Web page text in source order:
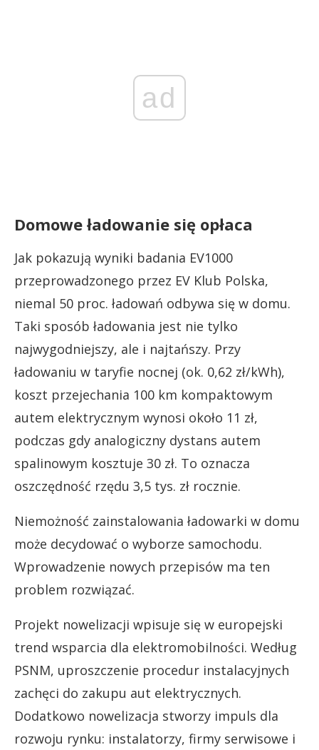
ad
Domowe ładowanie się opłaca
Jak pokazują wyniki badania EV1000
przeprowadzonego przez EV Klub Polska,
niemal 50 proc. ładowań odbywa się w domu.
Taki sposób ładowania jest nie tylko
najwygodniejszy, ale i najtańszy. Przy
ładowaniu w taryfie nocnej (ok. 0,62 zł/kWh),
koszt przejechania 100 km kompaktowym
autem elektrycznym wynosi około 11 zł,
podczas gdy analogiczny dystans autem
spalinowym kosztuje 30 zł. To oznacza
oszczędność rzędu 3,5 tys. zł rocznie.
Niemożność zainstalowania ładowarki w domu
może decydować o wyborze samochodu.
Wprowadzenie nowych przepisów ma ten
problem rozwiązać.
Projekt nowelizacji wpisuje się w europejski
trend wsparcia dla elektromobilności. Według
PSNM, uproszczenie procedur instalacyjnych
zachęci do zakupu aut elektrycznych.
Dodatkowo nowelizacja stworzy impuls dla
rozwoju rynku: instalatorzy, firmy serwisowe i